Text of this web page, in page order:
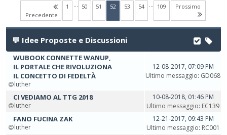
Precedente
1 … 50 51 52 (current)
53 54 … 109 Prossimo
💬 Idee Proposte e Discussioni
WUBOOK CONNETTE WANUP,
IL PORTALE CHE RIVOLUZIONA
IL CONCETTO DI FEDELTÀ
luther
12-08-2017, 07:09 PM
Ultimo messaggio: GD068
CI VEDIAMO AL TTG 2018
luther
10-08-2018, 01:46 PM
Ultimo messaggio: EC139
FANO FUCINA ZAK
luther
12-21-2017, 09:43 PM
Ultimo messaggio: RC001